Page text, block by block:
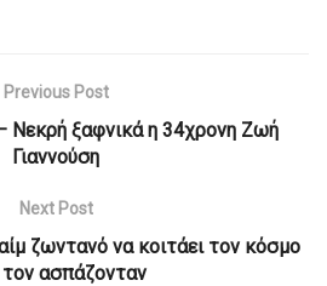
Previous Post
Νεκρή ξαφνικά η 34χρονη Ζωή
Γιαννούση
Next Post
ζωντανό να κοιτάει τον κόσμο
ασπάζονταν